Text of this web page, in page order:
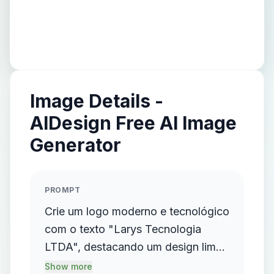
Image Details -
AIDesign Free AI Image
Generator
PROMPT
Crie um logo moderno e tecnológico
com o texto "Larys Tecnologia
LTDA", destacando um design limpo
e minimalista, sem fundo, utilizando
Show more